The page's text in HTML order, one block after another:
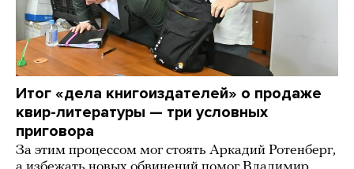
Итог «дела книгоиздателей» о продаже
квир-литературы — три условных
приговора
За этим процессом мог стоять Аркадий Ротенберг,